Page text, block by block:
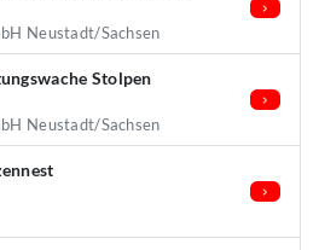
Neustadt/Sachsen
Stolpen
Neustadt/Sachsen